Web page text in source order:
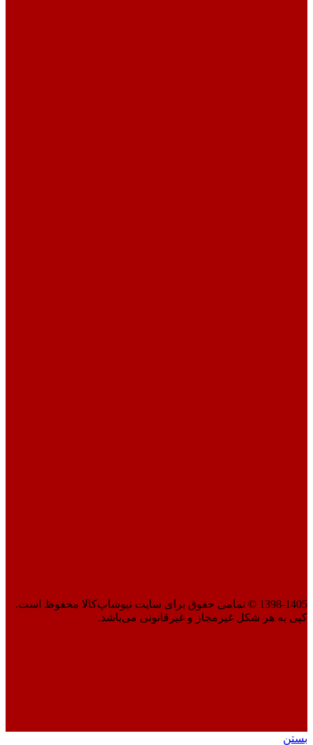
1398-1405 © تمامی حقوق برای سایت نیوشاپ‌کالا محفوظ است.
کپی به هر شکل غیرمجاز و غیرقانونی می‌باشد.
بستن